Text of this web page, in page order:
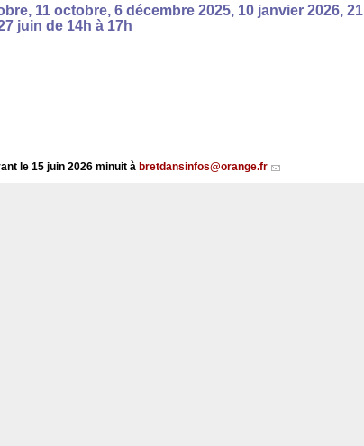
11 octobre, 6 décembre 2025, 10 janvier 2026, 21
juin de 14h à 17h
le 15 juin 2026 minuit à bretdansinfos@orange.fr